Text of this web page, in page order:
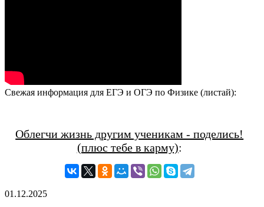
Свежая информация для ЕГЭ и ОГЭ по Физике (листай):
Облегчи жизнь другим ученикам - поделись!
(плюс тебе в карму):
01.12.2025